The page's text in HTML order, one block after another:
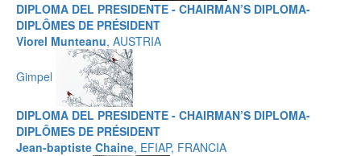
DIPLOMA DEL PRESIDENTE - CHAIRMAN’S DIPLOMA-
DIPLÔMES DE PRÉSIDENT
Viorel Munteanu, AUSTRIA
Gimpel
DIPLOMA DEL PRESIDENTE - CHAIRMAN’S DIPLOMA-
DIPLÔMES DE PRÉSIDENT
Jean-baptiste Chaine, EFIAP, FRANCIA